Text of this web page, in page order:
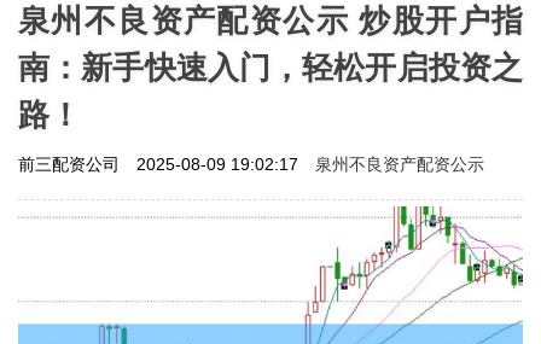
泉州不良资产配资公示 炒股开户指
南：新手快速入门，轻松开启投资之
路！
前三配资公司 2025-08-09 19:02:17 泉州不良资产配资公示